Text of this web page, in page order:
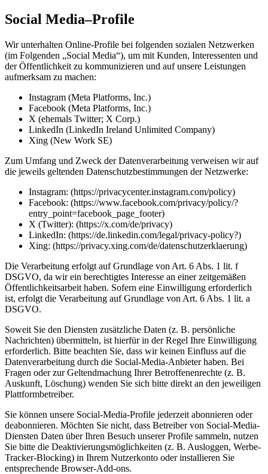
Social Media–Profile
Wir unterhalten Online-Profile bei folgenden sozialen Netzwerken
(im Folgenden „Social Media“), um mit Kunden, Interessenten und
der Öffentlichkeit zu kommunizieren und auf unsere Leistungen
aufmerksam zu machen:
Instagram (Meta Platforms, Inc.)
Facebook (Meta Platforms, Inc.)
X (ehemals Twitter; X Corp.)
LinkedIn (LinkedIn Ireland Unlimited Company)
Xing (New Work SE)
Zum Umfang und Zweck der Datenverarbeitung verweisen wir auf
die jeweils geltenden Datenschutzbestimmungen der Netzwerke:
Instagram: (https://privacycenter.instagram.com/policy)
Facebook: (https://www.facebook.com/privacy/policy/?
entry_point=facebook_page_footer)
X (Twitter): (https://x.com/de/privacy)
LinkedIn: (https://de.linkedin.com/legal/privacy-policy?)
Xing: (https://privacy.xing.com/de/datenschutzerklaerung)
Die Verarbeitung erfolgt auf Grundlage von Art. 6 Abs. 1 lit. f
DSGVO, da wir ein berechtigtes Interesse an einer zeitgemäßen
Öffentlichkeitsarbeit haben. Sofern eine Einwilligung erforderlich
ist, erfolgt die Verarbeitung auf Grundlage von Art. 6 Abs. 1 lit. a
DSGVO.
Soweit Sie den Diensten zusätzliche Daten (z. B. persönliche
Nachrichten) übermitteln, ist hierfür in der Regel Ihre Einwilligung
erforderlich. Bitte beachten Sie, dass wir keinen Einfluss auf die
Datenverarbeitung durch die Social-Media-Anbieter haben. Bei
Fragen oder zur Geltendmachung Ihrer Betroffenenrechte (z. B.
Auskunft, Löschung) wenden Sie sich bitte direkt an den jeweiligen
Plattformbetreiber.
Sie können unsere Social-Media-Profile jederzeit abonnieren oder
deabonnieren. Möchten Sie nicht, dass Betreiber von Social-Media-
Diensten Daten über Ihren Besuch unserer Profile sammeln, nutzen
Sie bitte die Deaktivierungsmöglichkeiten (z. B. Ausloggen, Werbe-
Tracker-Blocking) in Ihrem Nutzerkonto oder installieren Sie
entsprechende Browser-Add-ons.